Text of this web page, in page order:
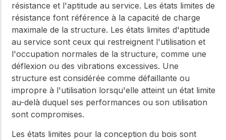
résistance et l'aptitude au service. Les états limites de
résistance font référence à la capacité de charge
maximale de la structure. Les états limites d'aptitude
au service sont ceux qui restreignent l'utilisation et
l'occupation normales de la structure, comme une
déflexion ou des vibrations excessives. Une
structure est considérée comme défaillante ou
impropre à l'utilisation lorsqu'elle atteint un état limite
au-delà duquel ses performances ou son utilisation
sont compromises.
Les états limites pour la conception du bois sont